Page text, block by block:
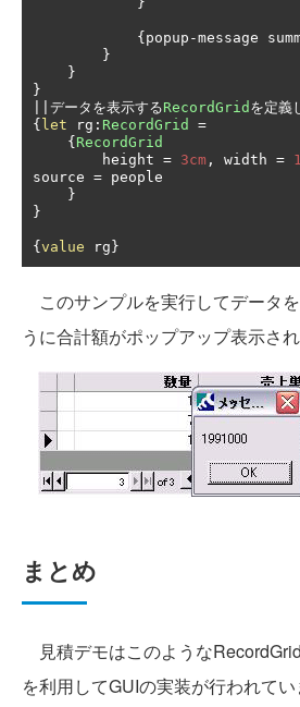
{ popup -message
}
}
}
||データを表示するRecordGrid を定義
{ let rg : RecordGrid
=
{ RecordGrid
        height
= 3cm , width =
source = people
}
}
{ value rg }
このサンプルを実行してデータ
うに合計額がポップアップ表示され
まとめ
見積デモはこのような
を利用してGUIの実装が行われてい